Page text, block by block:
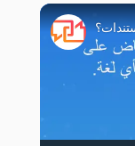
Play Unmute